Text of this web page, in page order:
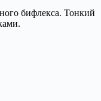
бифлекса. Тонкий